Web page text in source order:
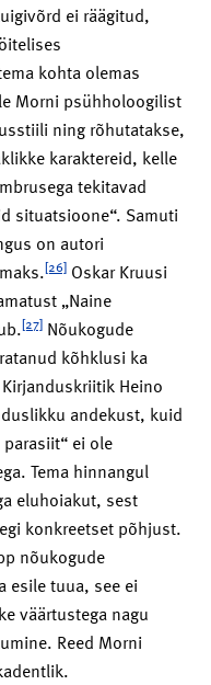
ei räägitud,
kohta olemas
Morni psühholoogilist
ning rõhutatakse,
karaktereid, kelle
tekitavad
situatsioone“. Samuti
on autori
[26] Oskar Kruusi
„Naine
[27] Nõukogude
kõhklusi ka
Heino
andekust, kuid
ei ole
Tema hinnangul
eluhoiakut, sest
konkreetset põhjust.
nõukogude
esile tuua, see ei
väärtustega nagu
Reed Morni